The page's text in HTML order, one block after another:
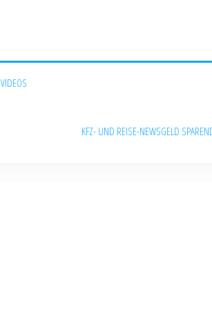
VIDEOS
KFZ- UND REISE-NEWSGELD SPAREN